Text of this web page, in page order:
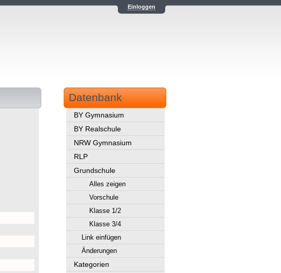
Einloggen
Datenbank
BY Gymnasium
BY Realschule
NRW Gymnasium
RLP
Grundschule
Alles zeigen
Vorschule
Klasse 1/2
Klasse 3/4
Link einfügen
Änderungen
Kategorien